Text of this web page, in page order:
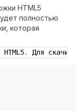
HTML5
полностью
которая
. Для